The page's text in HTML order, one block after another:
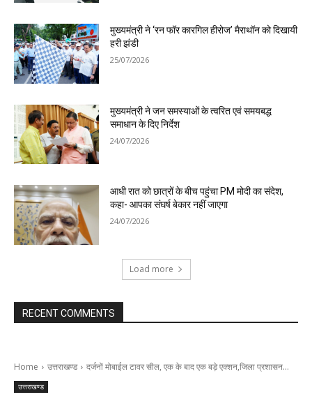
मुख्यमंत्री ने ‘रन फॉर कारगिल हीरोज’ मैराथॉन को दिखायी
हरी झंडी
25/07/2026
मुख्यमंत्री ने जन समस्याओं के त्वरित एवं समयबद्ध
समाधान के दिए निर्देश
24/07/2026
आधी रात को छात्रों के बीच पहुंचा PM मोदी का संदेश,
कहा- आपका संघर्ष बेकार नहीं जाएगा
24/07/2026
Load more
RECENT COMMENTS